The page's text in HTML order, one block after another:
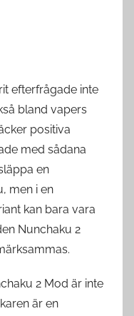
efterfrågade inte
bland vapers
positiva
med sådana
en
men i en
kan bara vara
Nunchaku 2
2 Mod är inte
är en